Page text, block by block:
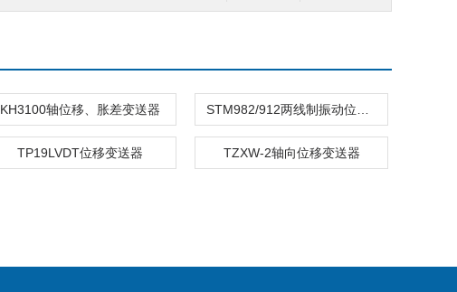
KH3100轴位移、胀差变送器
TP19LVDT位移变送器 TZXW-2轴向位移变送器